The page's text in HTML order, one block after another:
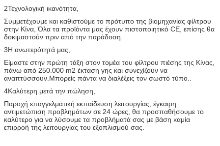
2Τεχνολογική ικανότητα,
Συμμετέχουμε και καθιστούμε το πρότυπο της βιομηχανίας φίλτρου
στην Κίνα, Όλα τα προϊόντα μας έχουν πιστοποιητικό CE, επίσης θα
δοκιμαστούν πριν από την παράδοση.
3Η ανωτερότητά μας,
Είμαστε στην πρώτη τάξη στον τομέα του φίλτρου πιέσης της Κίνας,
πάνω από 250.000 m2 έκταση γης και συνεχίζουν να
αναπτύσσουν.Μπορείς πάντα να διαλέξεις τον σωστό τύπο..
4Καλύτερη μετά την πώληση,
Παροχή επαγγελματική εκπαίδευση λειτουργίας, έγκαιρη
αντιμετώπιση προβλημάτων σε 24 ώρες, θα προσπαθήσουμε το
καλύτερο για να λύσουμε τα προβλήματά σας με βάση καμία
επιρροή της λειτουργίας του εξοπλισμού σας.